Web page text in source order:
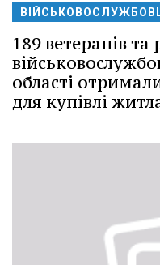
189 ветеранів
області
для купівлі